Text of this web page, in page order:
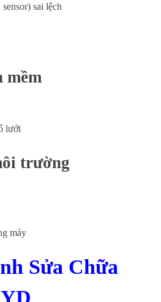
sai lệch
mềm
lưới
trường
máy
Sửa Chữa